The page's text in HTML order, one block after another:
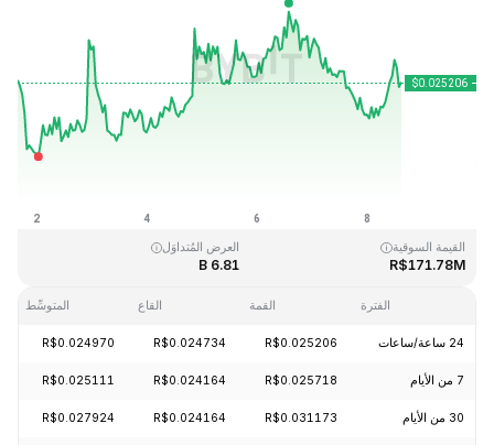
القيمة السوقية
R$171.78M
العرض المُتداوَل
6.81 B
الفترة القمة القاع المتوسِّط
24 ساعة/ساعات R$0.025206
R$0.024734
R$0.024970
7 من الأيام R$0.025718
R$0.024164
R$0.025111
30 من الأيام R$0.031173
R$0.024164
R$0.027924